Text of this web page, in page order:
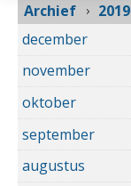
Archief
2019
december
november
oktober
september
augustus